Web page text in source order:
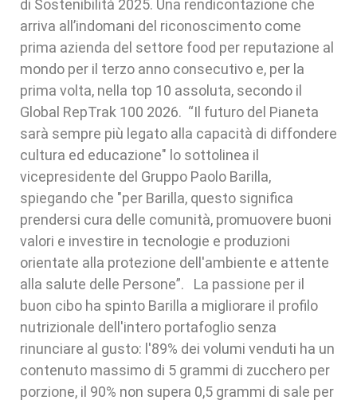
di Sostenibilità 2025. Una rendicontazione che
arriva all’indomani del riconoscimento come
prima azienda del settore food per reputazione al
mondo per il terzo anno consecutivo e, per la
prima volta, nella top 10 assoluta, secondo il
Global RepTrak 100 2026. “Il futuro del Pianeta
sarà sempre più legato alla capacità di diffondere
cultura ed educazione" lo sottolinea il
vicepresidente del Gruppo Paolo Barilla,
spiegando che "per Barilla, questo significa
prendersi cura delle comunità, promuovere buoni
valori e investire in tecnologie e produzioni
orientate alla protezione dell'ambiente e attente
alla salute delle Persone”. La passione per il
buon cibo ha spinto Barilla a migliorare il profilo
nutrizionale dell'intero portafoglio senza
rinunciare al gusto: l'89% dei volumi venduti ha un
contenuto massimo di 5 grammi di zucchero per
porzione, il 90% non supera 0,5 grammi di sale per